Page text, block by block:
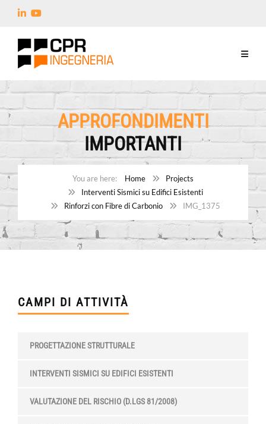
APPROFONDIMENTI
IMPORTANTI
Home
Projects
Interventi Sismici su Edifici Esistenti
Rinforzi con Fibre di Carbonio
IMG_1375
CAMPI DI ATTIVITÀ
PROGETTAZIONE STRUTTURALE
INTERVENTI SISMICI SU EDIFICI ESISTENTI
VALUTAZIONE DEL RISCHIO (D.LGS 81/2008)